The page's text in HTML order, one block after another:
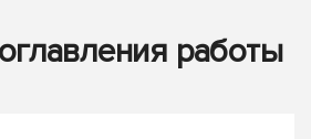
работы